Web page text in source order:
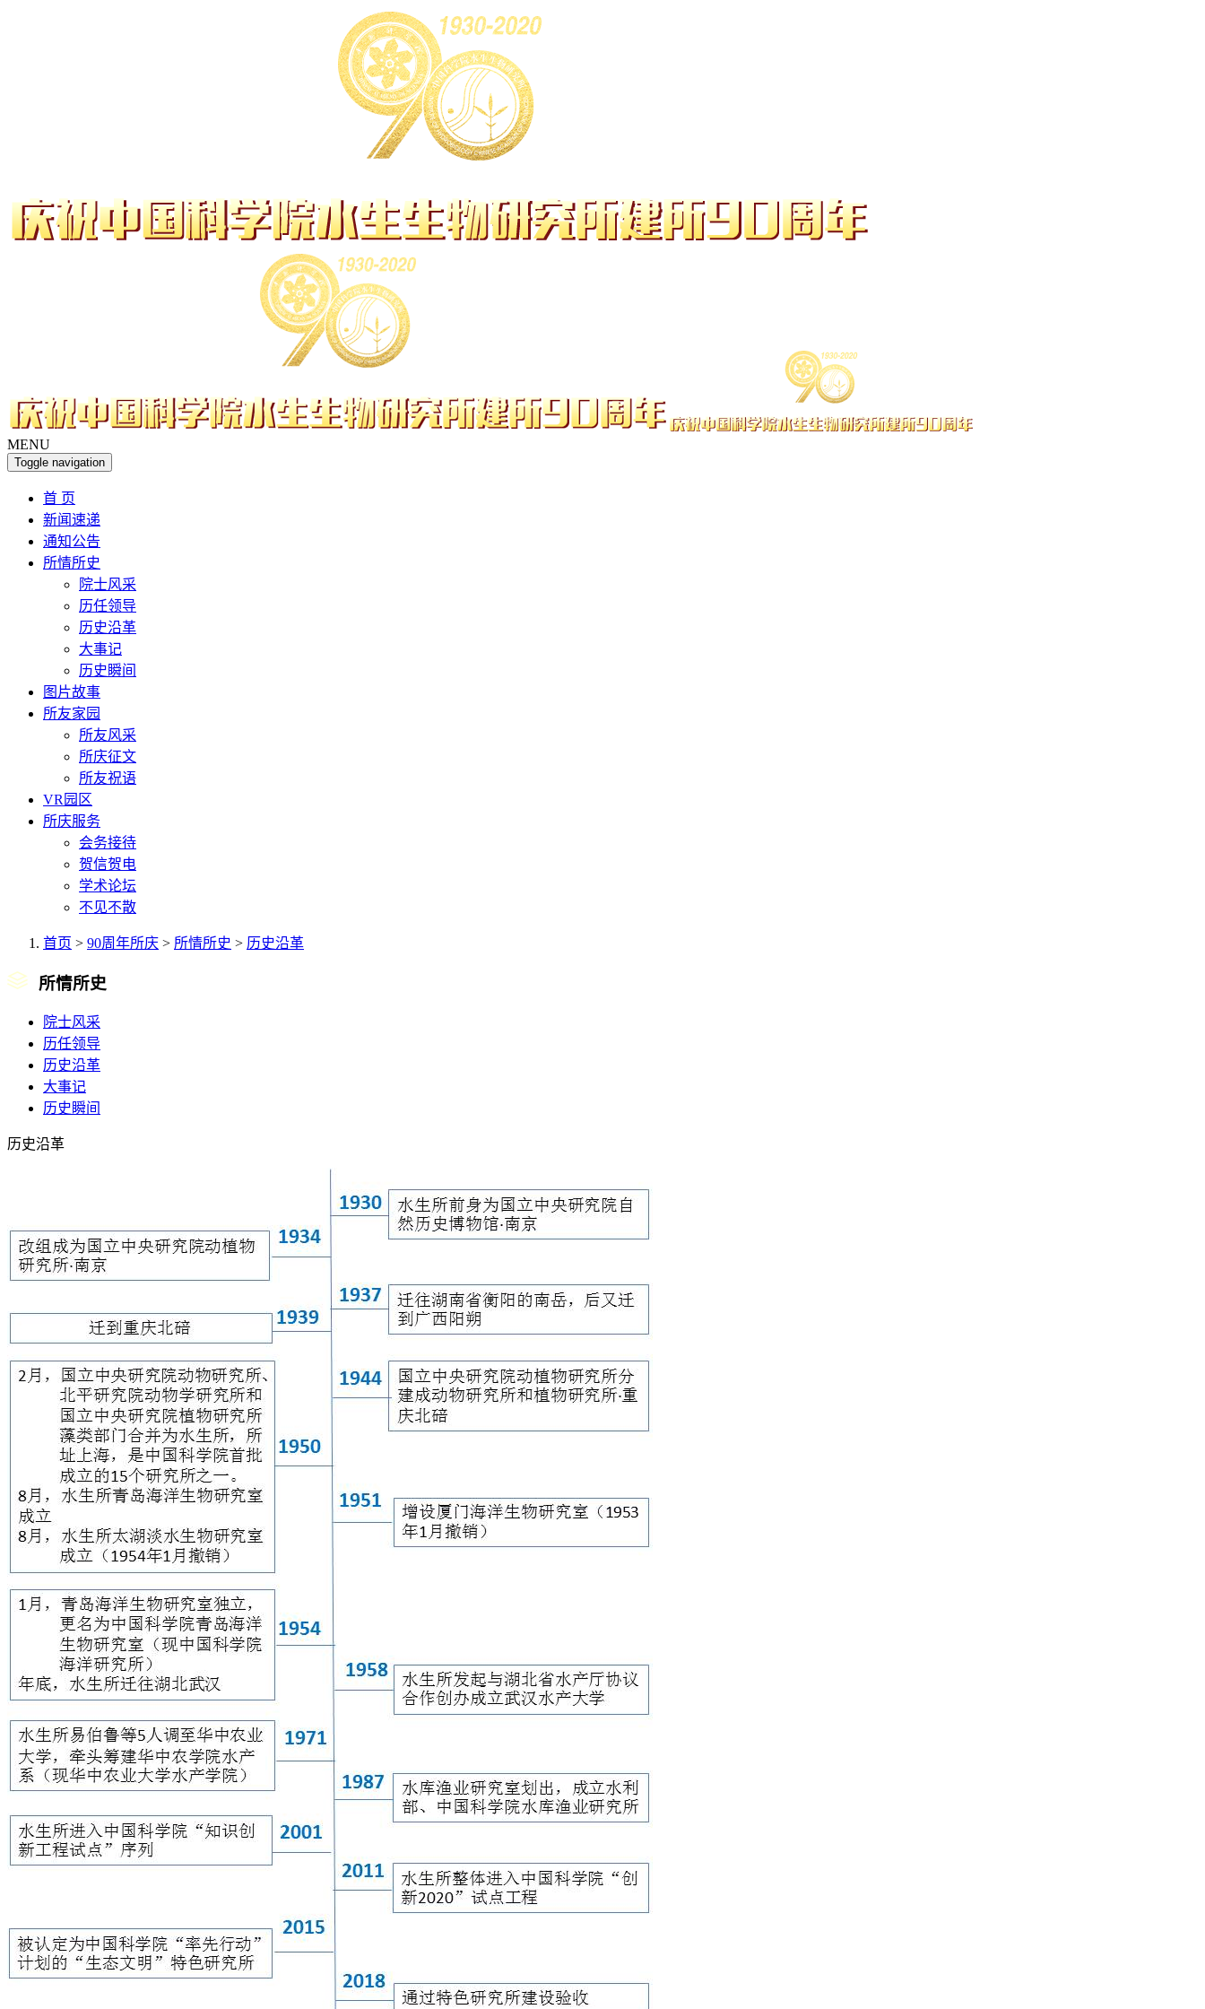
MENU
Toggle navigation
首 页
新闻速递
通知公告
所情所史
院士风采
历任领导
历史沿革
大事记
历史瞬间
图片故事
所友家园
所友风采
所庆征文
所友祝语
VR园区
所庆服务
会务接待
贺信贺电
学术论坛
不见不散
首页 > 90周年所庆 > 所情所史 > 历史沿革
所情所史
院士风采
历任领导
历史沿革
大事记
历史瞬间
历史沿革